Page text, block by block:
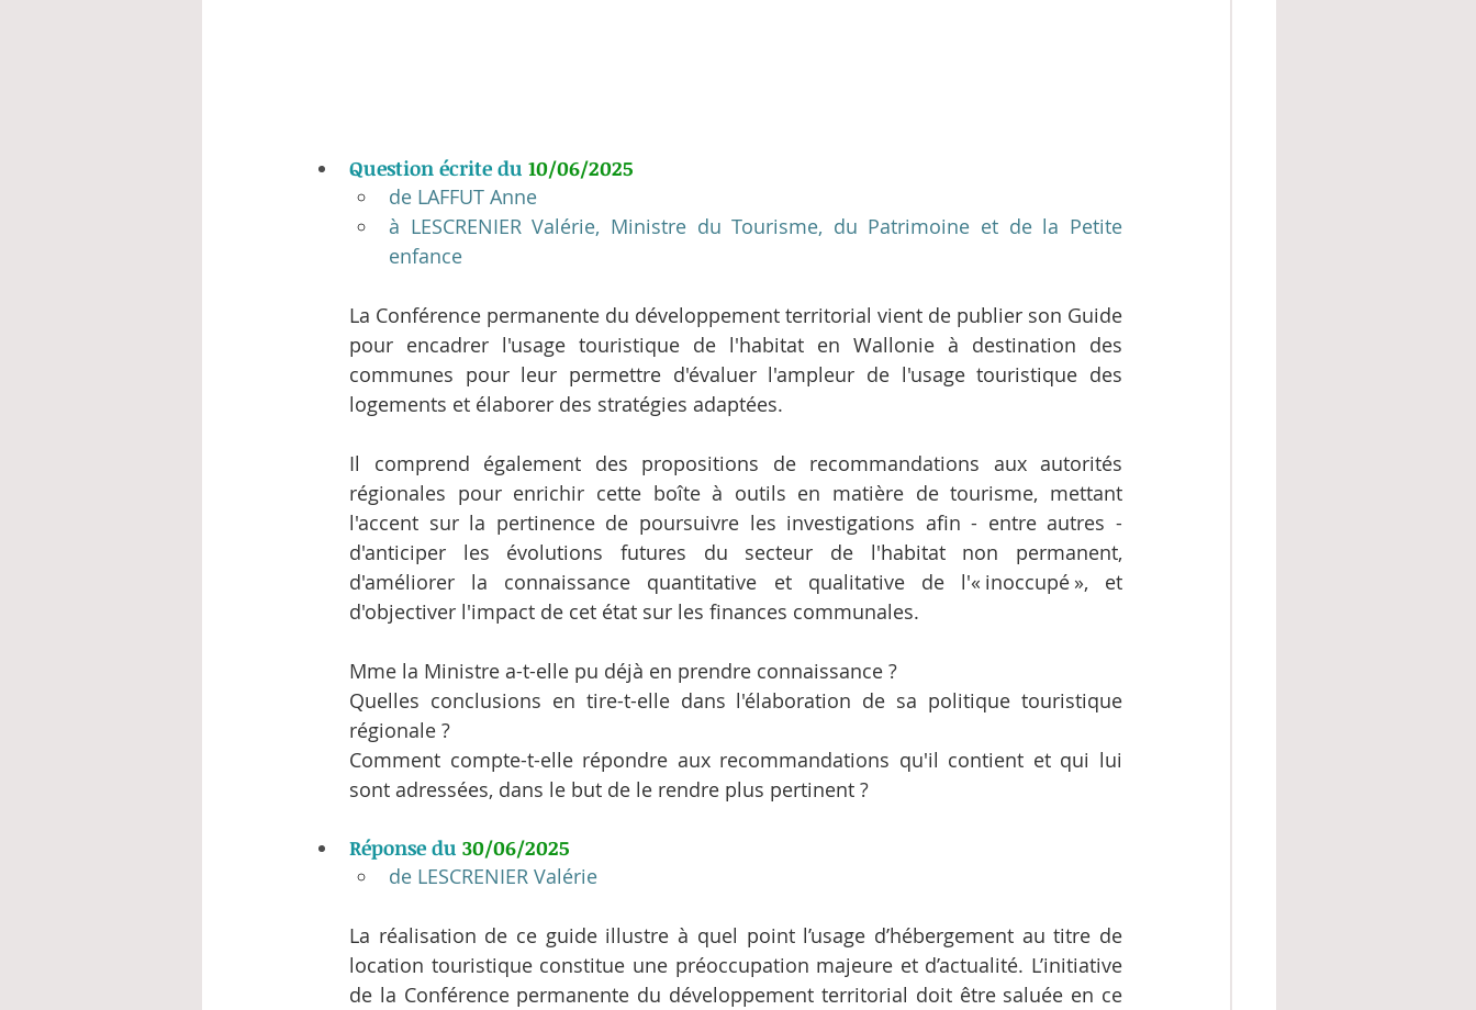
Question écrite du 10/06/2025
de LAFFUT Anne
à LESCRENIER Valérie, Ministre du Tourisme, du Patrimoine et de la Petite
enfance
La Conférence permanente du développement territorial vient de publier son Guide
pour encadrer l'usage touristique de l'habitat en Wallonie à destination des
communes pour leur permettre d'évaluer l'ampleur de l'usage touristique des
logements et élaborer des stratégies adaptées.
Il comprend également des propositions de recommandations aux autorités
régionales pour enrichir cette boîte à outils en matière de tourisme, mettant
l'accent sur la pertinence de poursuivre les investigations afin - entre autres -
d'anticiper les évolutions futures du secteur de l'habitat non permanent,
d'améliorer la connaissance quantitative et qualitative de l'« inoccupé », et
d'objectiver l'impact de cet état sur les finances communales.
Mme la Ministre a-t-elle pu déjà en prendre connaissance ?
Quelles conclusions en tire-t-elle dans l'élaboration de sa politique touristique
régionale ?
Comment compte-t-elle répondre aux recommandations qu'il contient et qui lui
sont adressées, dans le but de le rendre plus pertinent ?
Réponse du 30/06/2025
de LESCRENIER Valérie
La réalisation de ce guide illustre à quel point l’usage d’hébergement au titre de
location touristique constitue une préoccupation majeure et d’actualité. L’initiative
de la Conférence permanente du développement territorial doit être saluée en ce